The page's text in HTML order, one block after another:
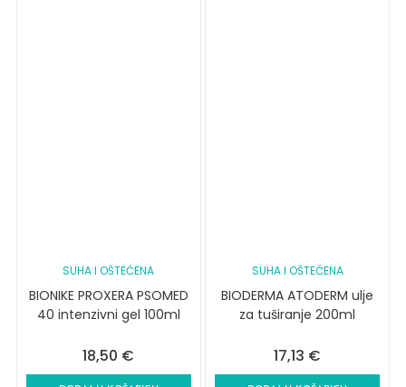
SUHA I OŠTEĆENA
BIONIKE PROXERA PSOMED
40 intenzivni gel 100ml
18,50 €
SUHA I OŠTEĆENA
BIODERMA ATODERM ulje
za tuširanje 200ml
17,13 €